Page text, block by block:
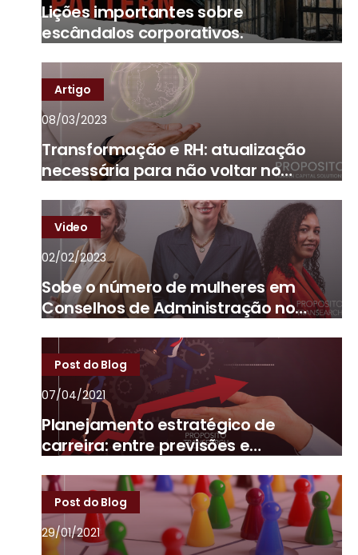
Lições importantes sobre
escândalos corporativos.
Artigo
08/03/2023
Transformação e RH: atualização
necessária para não voltar no
Video
02/02/2023
Sobe o número de mulheres em
Conselhos de Administração no
Post do Blog
07/04/2021
Planejamento estratégico de
carreira: entre previsões e
Post do Blog
29/01/2021